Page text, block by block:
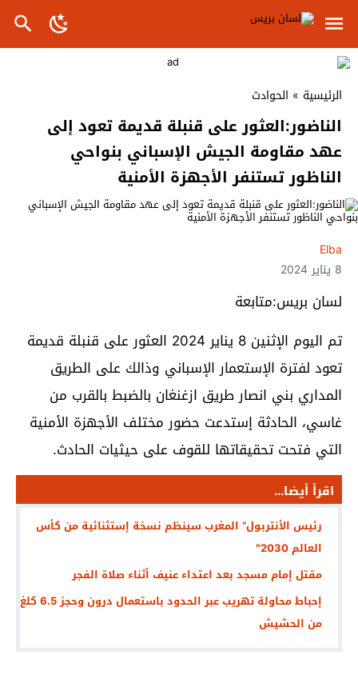
الرئيسية » الحوادث
الناضور:العثور على قنبلة قديمة تعود إلى
عهد مقاومة الجيش الإسباني بنواحي
الناظور تستنفر الأجهزة الأمنية
Elba
8 يناير 2024
لسان بريس:متابعة
تم اليوم الإثنين 8 يناير 2024 العثور على قنبلة قديمة
تعود لفترة الإستعمار الإسباني وذالك على الطريق
المداري بني انصار طريق ازغنغان بالضبط بالقرب من
غاسي، الحادثة إستدعت حضور مختلف الأجهزة الأمنية
التي فتحت تحقيقاتها للقوف على حيثيات الحادث.
اقرأ أيضا...
رئيس الأنتربول” المغرب سينظم نسخة إستثنائية من كأس
العالم 2030″
مقتل إمام مسجد بعد اعتداء عنيف أثناء صلاة الفجر
إحباط محاولة تهريب عبر الحدود باستعمال درون وحجز 6.5 كلغ
من الحشيش